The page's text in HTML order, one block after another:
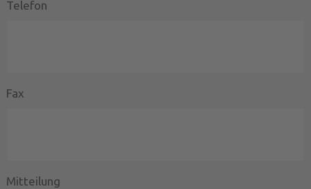
Telefon
Fax
Mitteilung